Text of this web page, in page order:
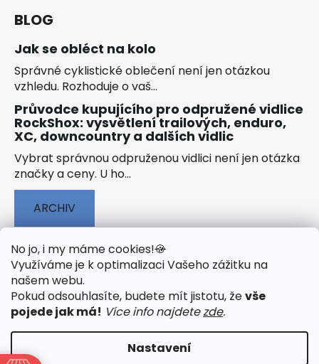
No jo, i my máme cookies!🍪
Využíváme je k optimalizaci Vašeho zážitku na
našem webu.
Pokud odsouhlasíte, budete mít jistotu, ževše
pojede jak má! Více info najdetezde.
Nastavení
BLOG
Jak se obléct na kolo
Správné cyklistické oblečení není jen otázkou
vzhledu. Rozhoduje o vaš...
Průvodce kupujícího pro odpružené vidlice
RockShox: vysvětlení trailových, enduro,
XC, downcountry a dalších vidlic
Vybrat správnou odpruženou vidlici není jen otázka
značky a ceny. U ho...
ARCHIV
🟢 TECHNOLOGIE
🟢 O ELEKTROKOLECH
🟢 NÁVODY KE STAŽENÍ